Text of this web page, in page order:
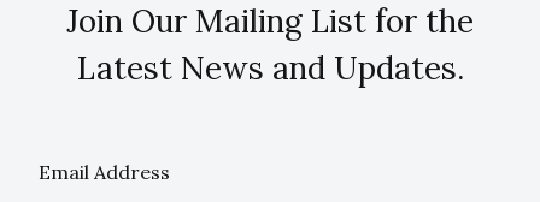
Join Our Mailing List for the
Latest News and Updates.